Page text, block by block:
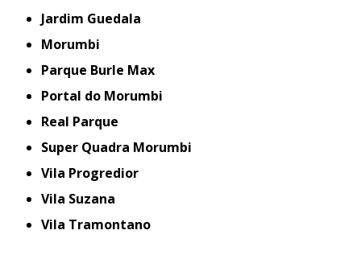
Jardim Guedala
Morumbi
Parque Burle Max
Portal do Morumbi
Real Parque
Super Quadra Morumbi
Vila Progredior
Vila Suzana
Vila Tramontano